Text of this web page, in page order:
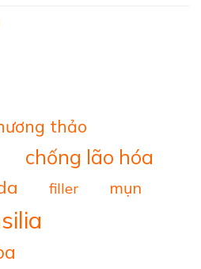
thảo
chống lão hóa
filler mụn